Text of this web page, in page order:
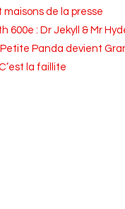
maisons de la presse
600e : Dr Jekyll & Mr
Petite Panda devient
la faillite